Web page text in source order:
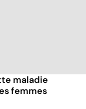
maladie
femmes